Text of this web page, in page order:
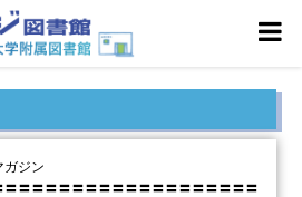
ガジン
〓〓〓〓〓〓〓〓〓〓〓〓〓〓〓〓〓〓